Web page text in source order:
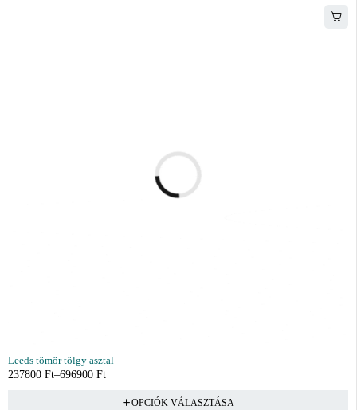
Leeds tömör tölgy asztal
237800 Ft–696900 Ft
OPCIÓK VÁLASZTÁSA